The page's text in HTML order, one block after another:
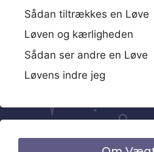
Sådan tiltrækkes en Løve
Løven og kærligheden
Sådan ser andre en Løve
Løvens indre jeg